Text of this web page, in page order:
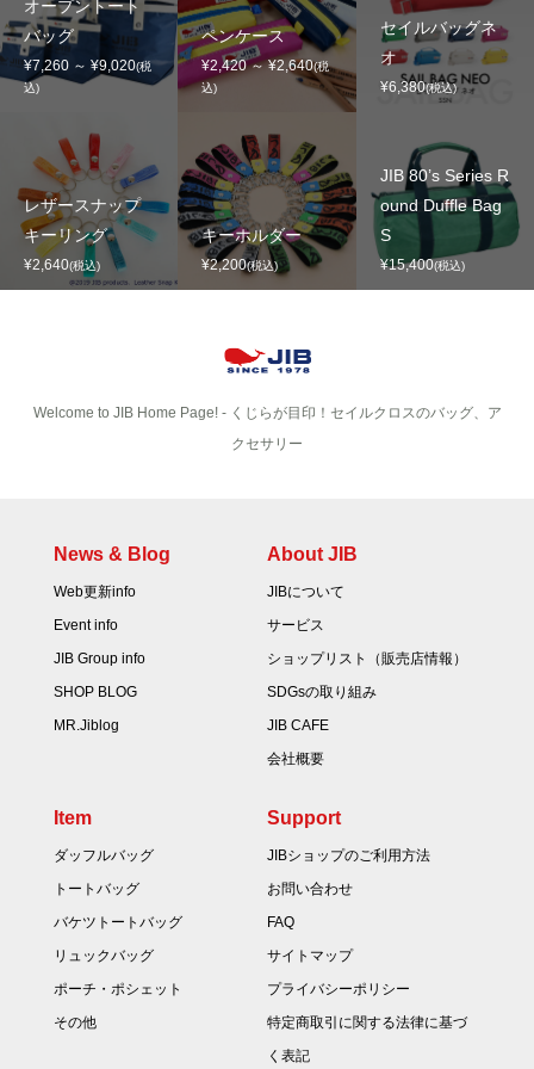
オープントート
バッグ
¥7,260 ～ ¥9,020(税
込)
ペンケース
¥2,420 ～ ¥2,640(税
込)
セイルバッグネ
オ
¥6,380(税込)
レザースナップ
キーリング
¥2,640(税込)
キーホルダー
¥2,200(税込)
JIB 80’s Series R
ound Duffle Bag
S
¥15,400(税込)
Welcome to JIB Home Page! ‐ くじらが目印！セイルクロスのバッグ、ア
クセサリー
News & Blog
Web更新info
Event info
JIB Group info
SHOP BLOG
MR.Jiblog
About JIB
JIBについて
サービス
ショップリスト（販売店情報）
SDGsの取り組み
JIB CAFE
会社概要
Item
ダッフルバッグ
トートバッグ
バケツトートバッグ
リュックバッグ
ポーチ・ポシェット
その他
Support
JIBショップのご利用方法
お問い合わせ
FAQ
サイトマップ
プライバシーポリシー
特定商取引に関する法律に基づ
く表記